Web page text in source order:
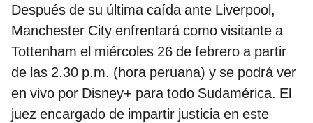
Después de su última caída ante Liverpool,
Manchester City enfrentará como visitante a
Tottenham el miércoles 26 de febrero a partir
de las 2.30 p.m. (hora peruana) y se podrá ver
en vivo por Disney+ para todo Sudamérica. El
juez encargado de impartir justicia en este